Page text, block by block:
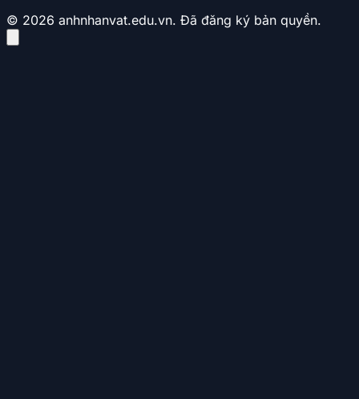
© 2026 anhnhanvat.edu.vn. Đã đăng ký bản quyền.